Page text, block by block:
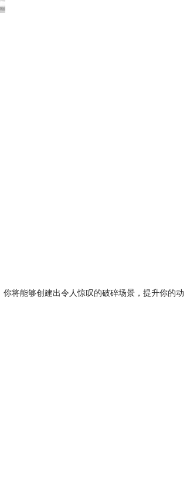
将能够创建出令人惊叹的破碎场景，提升你的动